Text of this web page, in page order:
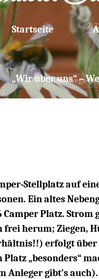
Startseite
„Wir über uns“ –
Startseite
Unterwegs-
Stellplatz auf
Ein altes
Camper Platz.
frei herum; Ziegen,
erfolgt
Platz „besonders“
Anleger gibt’s